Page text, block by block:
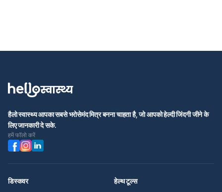
हैलो स्वास्थ्य आपका सबसे भरोसेमंद मित्र बनना चाहता है, जो आपको हेल्दी जिंदगी जीने के
लिए जानकारी दे सके.
हमें फॉलो करें
डिस्कवर हेल्थ टूल्स